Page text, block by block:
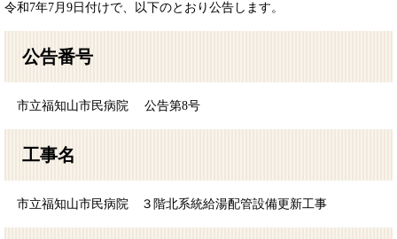
令和7年7月9日付けで、以下のとおり公告します。
公告番号
市立福知山市民病院 公告第8号
工事名
市立福知山市民病院 ３階北系統給湯配管設備更新工事